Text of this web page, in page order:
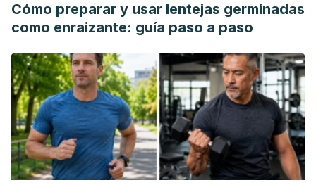
Cómo preparar y usar lentejas germinadas
como enraizante: guía paso a paso